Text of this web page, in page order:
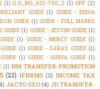
(1) G.O_NO_601-700_2 (1) GPF (2)
GUIDE (1) GUIDE - DEIVA
GUIDE (1) GUIDE - FULL MARKS
GUIDE (1) GUIDE - JESVIN GUIDE (1)
(1) GUIDE - MERCY GUIDE (1)
(1) GUIDE - SARAS GUIDE (1)
(1) GUIDE - SURYA GUIDE (1)
(1) HM TRANSFER-PROMOTION
(23) IFHRMS (3) INCOME TAX
JACTO GEO (4) JD TRANSFER-